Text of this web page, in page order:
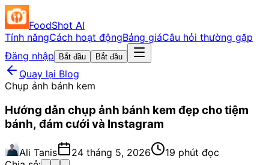
FoodShot AI
Tính năngCách hoạt độngBảng giáCâu hỏi thường gặp
Đăng nhập
Bắt đầu Bắt đầu
Quay lại Blog
Chụp ảnh bánh kem
Hướng dẫn chụp ảnh bánh kem đẹp cho tiệm
bánh, đám cưới và Instagram
Ali Tanis 24 tháng 5, 2026
19 phút đọc